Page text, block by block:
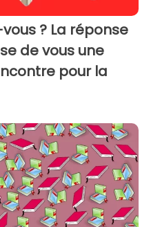
? La réponse
de vous une
pour la